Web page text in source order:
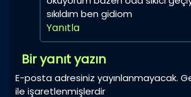
sıkıldım ben gidiom
Yanıtla
Bir yanıt yazın
E-posta adresiniz yayınlanmayacak.
ile işaretlenmişlerdir